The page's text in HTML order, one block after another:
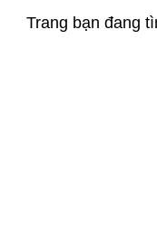
Trang bạn đang